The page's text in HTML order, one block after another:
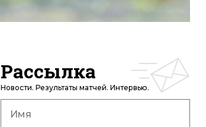
Рассылка
Новости. Результаты матчей. Интервью.